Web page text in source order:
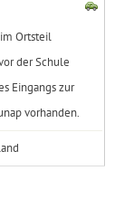
Ortsteil
der Schule
Eingangs zur
vorhanden.